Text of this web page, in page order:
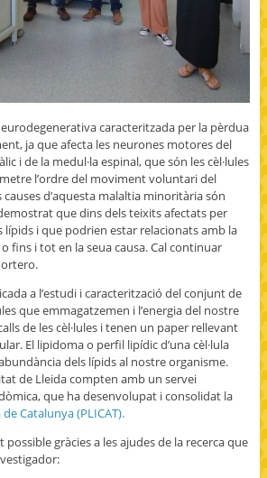
caracteritzada per la pèrdua
ja que afecta les neurones motores del
i de la medul·la espinal, que són les cèl·lules
l’ordre del moviment voluntari del
causes d’aquesta malaltia minoritària són
que dins dels teixits afectats per
lípids i que podrien estar relacionats amb la
fins i tot en la seua causa. Cal continuar
a l’estudi i caracterització del conjunt de
que emmagatzemen i l’energia del nostre
de les cèl·lules i tenen un paper rellevant
El lipidoma o perfil lipídic d’una cèl·lula
dels lípids al nostre organisme.
de Lleida compten amb un servei
que ha desenvolupat i consolidat la
Catalunya (PLICAT).
possible gràcies a les ajudes de la recerca que